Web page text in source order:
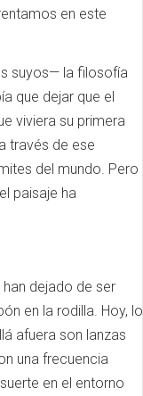
en este
suyos— la filosofía
que dejar que el
viviera su primera
través de ese
del mundo. Pero
paisaje ha
dejado de ser
en la rodilla. Hoy, lo
afuera son lanzas
una frecuencia
en el entorno